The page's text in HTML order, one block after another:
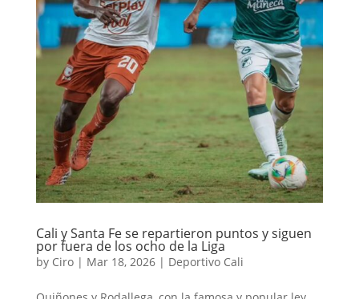
Cali y Santa Fe se repartieron puntos y siguen
por fuera de los ocho de la Liga
by Ciro| Mar 18, 2026| Deportivo Cali